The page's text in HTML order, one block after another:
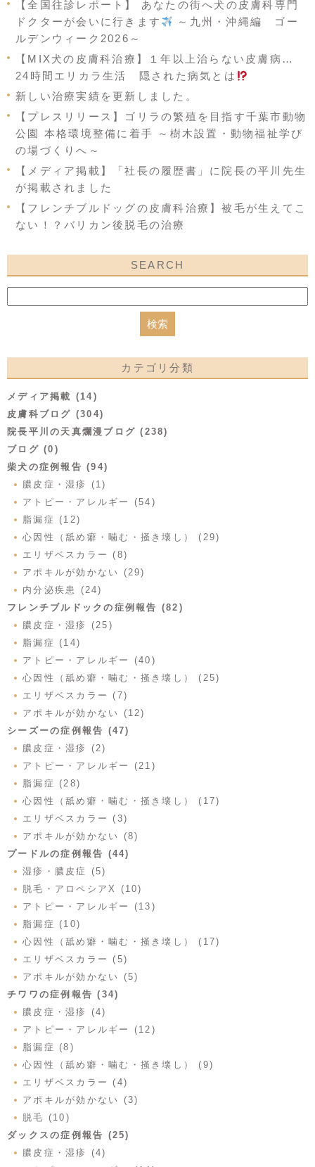
【全国往診レポート】 あなたの街へ犬の皮膚科専門
ドクターが会いに行きます
～九州・沖縄編 ゴー
ルデンウィーク2026～
【MIX犬の皮膚科治療】１年以上治らない皮膚病…
24時間エリカラ生活 隠された病気とは
新しい治療実績を更新しました。
【プレスリリース】ゴリラの繁殖を目指す千葉市動物
公園 本格環境整備に着手 ～樹木設置・動物福祉学び
の場づくりへ～
【メディア掲載】「社長の履歴書」に院長の平川先生
が掲載されました
【フレンチブルドッグの皮膚科治療】被毛が生えてこ
ない！？バリカン後脱毛の治療
SEARCH
カテゴリ分類
メディア掲載 (14)
皮膚科ブログ (304)
院長平川の天真爛漫ブログ (238)
ブログ (0)
柴犬の症例報告 (94)
膿皮症・湿疹 (1)
アトピー・アレルギー (54)
脂漏症 (12)
心因性（舐め癖・噛む・掻き壊し） (29)
エリザベスカラー (8)
アポキルが効かない (29)
内分泌疾患 (24)
フレンチブルドックの症例報告 (82)
膿皮症・湿疹 (25)
脂漏症 (14)
アトピー・アレルギー (40)
心因性（舐め癖・噛む・掻き壊し） (25)
エリザベスカラー (7)
アポキルが効かない (12)
シーズーの症例報告 (47)
膿皮症・湿疹 (2)
アトピー・アレルギー (21)
脂漏症 (28)
心因性（舐め癖・噛む・掻き壊し） (17)
エリザベスカラー (3)
アポキルが効かない (8)
プードルの症例報告 (44)
湿疹・膿皮症 (5)
脱毛・アロペシアX (10)
アトピー・アレルギー (13)
脂漏症 (10)
心因性（舐め癖・噛む・掻き壊し） (17)
エリザベスカラー (5)
アポキルが効かない (5)
チワワの症例報告 (34)
膿皮症・湿疹 (4)
アトピー・アレルギー (12)
脂漏症 (8)
心因性（舐め癖・噛む・掻き壊し） (9)
エリザベスカラー (4)
アポキルが効かない (3)
脱毛 (10)
ダックスの症例報告 (25)
膿皮症・湿疹 (4)